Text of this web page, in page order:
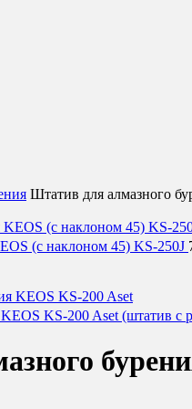
Штатив для алмазного
(с наклоном 45) KS-250J
KS-200 Aset (штатив c